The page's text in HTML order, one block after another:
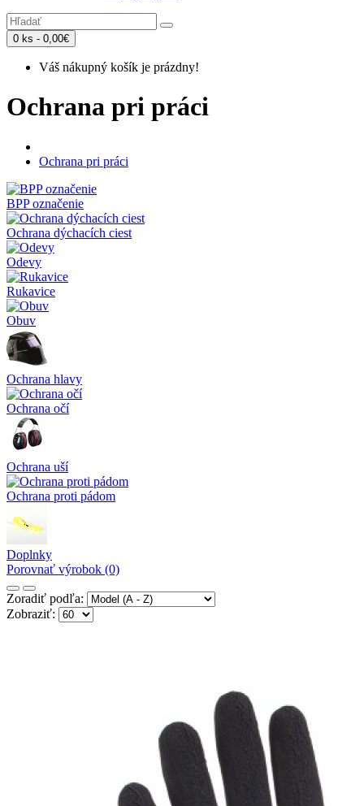
0 ks - 0,00€
Váš nákupný košík je prázdny!
Ochrana pri práci
Ochrana pri práci
BPP označenie
Ochrana dýchacích ciest
Odevy
Rukavice
Obuv
Ochrana hlavy
Ochrana očí
Ochrana uší
Ochrana proti pádom
Doplnky
Porovnať výrobok (0)
Zoradiť podľa:
Zobraziť: